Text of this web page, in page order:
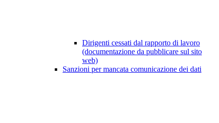
Dirigenti cessati dal rapporto di lavoro
(documentazione da pubblicare sul sito
web)
Sanzioni per mancata comunicazione dei dati